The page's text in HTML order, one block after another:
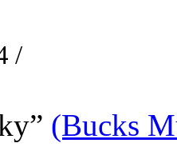
/
(Bucks